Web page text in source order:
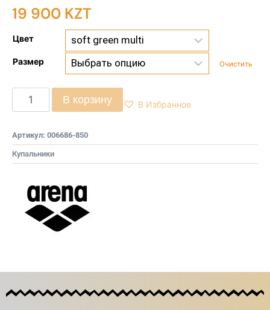
19 900 KZT
Цвет
Размер Очистить
В корзину В Избранное
Артикул: 006686-850
Купальники